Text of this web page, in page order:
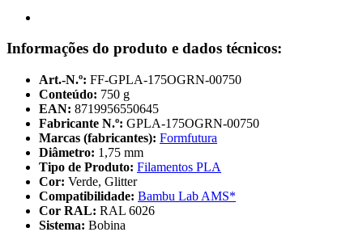
Informações do produto e dados técnicos:
Art.-N.º: FF-GPLA-175OGRN-00750
Conteúdo: 750 g
EAN: 8719956550645
Fabricante N.º: GPLA-175OGRN-00750
Marcas (fabricantes): Formfutura
Diâmetro: 1,75 mm
Tipo de Produto: Filamentos PLA
Cor: Verde, Glitter
Compatibilidade: Bambu Lab AMS*
Cor RAL: RAL 6026
Sistema: Bobina